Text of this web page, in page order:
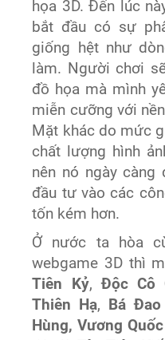
họa 3D. Đến lúc
bắt đầu có sự
giống hệt như
làm. Người chơi
đồ họa mà mình
miễn cưỡng với
Mặt khác do mức
chất lượng hình
nên nó ngày
đầu tư vào các
tốn kém hơn.
Ở nước ta hòa
webgame 3D thì
Tiên Kỷ,Độc Cô
Thiên Hạ, Bá
Hùng, Vương